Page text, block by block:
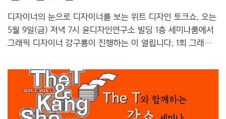
디자이너의 눈으로 디자이너를 보는 위트 디자인 토크쇼. 오는
5월 9일(금) 저녁 7시 윤디자인연구소 빌딩 1층 세미나룸에서
그래픽 디자이너 강구룡이 진행하는 이 열립니다. 1회 그래픽
이지원, 윤여경 편, 3회 땡스북스 이기섭 대표 편에 이어 네
번째로 열리는 이번 세미나의 주인공은 그래픽 디자이너
신덕호입니다. [좌] 진행자 강구룡 [우] 초대 작가 신덕호
제4회 더티 & 강쇼 포스터 그래픽 디자이너 신덕호는